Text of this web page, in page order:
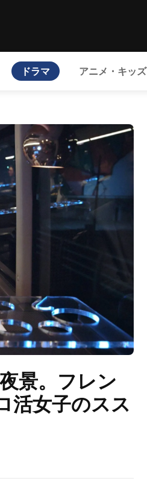
ドラマ アニメ・キッズ
景。フレン
活女子のスス